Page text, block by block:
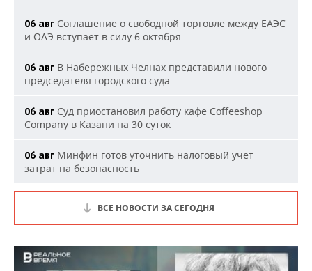
06 авг Соглашение о свободной торговле между ЕАЭС
и ОАЭ вступает в силу 6 октября
06 авг В Набережных Челнах представили нового
председателя городского суда
06 авг Суд приостановил работу кафе Coffeeshop
Company в Казани на 30 суток
06 авг Минфин готов уточнить налоговый учет
затрат на безопасность
ВСЕ НОВОСТИ ЗА СЕГОДНЯ